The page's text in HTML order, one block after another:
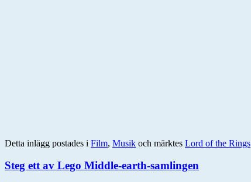
Detta inlägg postades i Film, Musik och märktes Lord of the Rings
Steg ett av Lego Middle-earth-samlingen